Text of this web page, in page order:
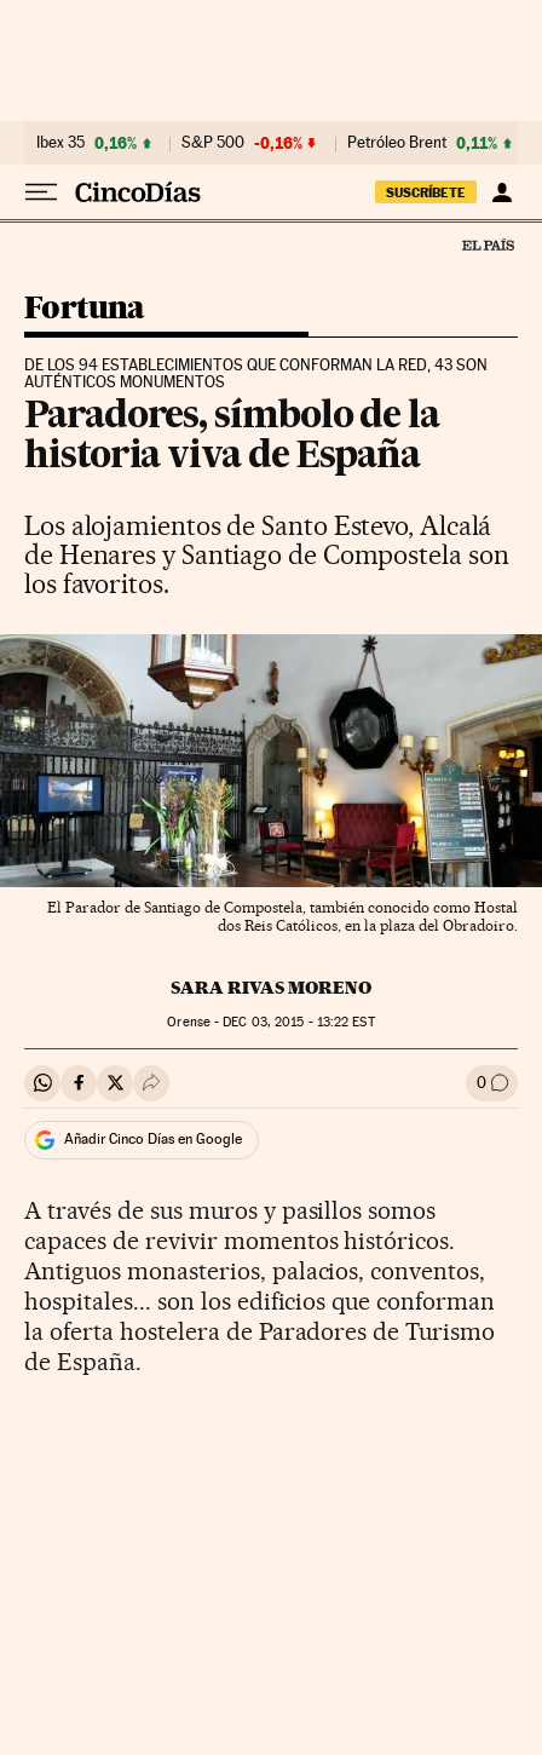
Ibex 35 0,16% S&P 500 -0,16% Petróleo Brent 0,11%
SUSCRÍBETE
Fortuna
DE LOS 94 ESTABLECIMIENTOS QUE CONFORMAN LA RED, 43 SON
AUTÉNTICOS MONUMENTOS
Paradores, símbolo de la
historia viva de España
Los alojamientos de Santo Estevo, Alcalá
de Henares y Santiago de Compostela son
los favoritos.
El Parador de Santiago de Compostela, también conocido como Hostal
dos Reis Católicos, en la plaza del Obradoiro.
SARA RIVAS MORENO
Orense -DEC 03, 2015 - 13:22 EST
Compartir en Whatsapp
Compartir en Facebook
Compartir en Twitter
Desplegar Redes Sociales 0 Ir a
Añadir Cinco Días en Google
A través de sus muros y pasillos somos
capaces de revivir momentos históricos.
Antiguos monasterios, palacios, conventos,
hospitales... son los edificios que conforman
la oferta hostelera de Paradores de Turismo
de España.